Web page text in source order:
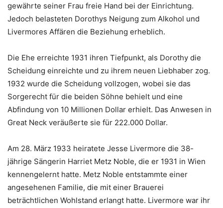
gewährte seiner Frau freie Hand bei der Einrichtung.
Jedoch belasteten Dorothys Neigung zum Alkohol und
Livermores Affären die Beziehung erheblich.
Die Ehe erreichte 1931 ihren Tiefpunkt, als Dorothy die
Scheidung einreichte und zu ihrem neuen Liebhaber zog.
1932 wurde die Scheidung vollzogen, wobei sie das
Sorgerecht für die beiden Söhne behielt und eine
Abfindung von 10 Millionen Dollar erhielt. Das Anwesen in
Great Neck veräußerte sie für 222.000 Dollar.
Am 28. März 1933 heiratete Jesse Livermore die 38-
jährige Sängerin Harriet Metz Noble, die er 1931 in Wien
kennengelernt hatte. Metz Noble entstammte einer
angesehenen Familie, die mit einer Brauerei
beträchtlichen Wohlstand erlangt hatte. Livermore war ihr